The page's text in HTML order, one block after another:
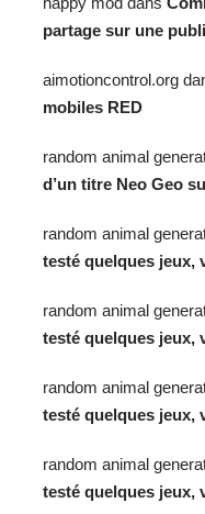
partage sur une
aimotioncontrol.org
mobiles RED
random animal
d’un titre Neo Geo
random animal
testé quelques jeux,
random animal
testé quelques jeux,
random animal
testé quelques jeux,
random animal
testé quelques jeux,